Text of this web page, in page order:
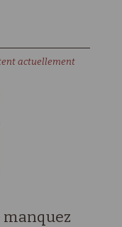
actuellement
manquez